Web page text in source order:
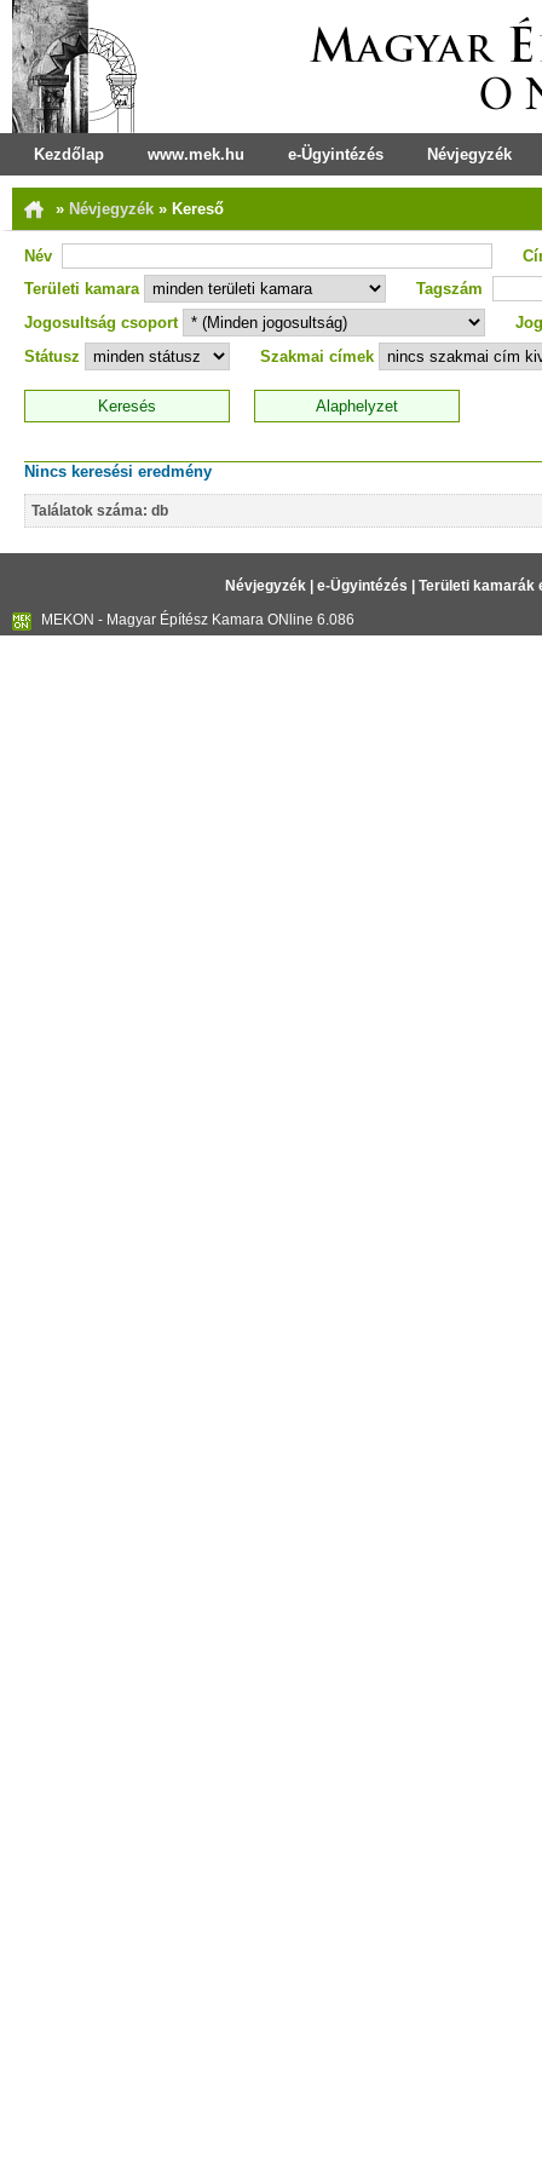
Kezdőlap www.mek.hu e-Ügyintézés Névjegyzék
» Névjegyzék » Kereső
Név
Területi kamara
Tagszám
Jogosultság csoport
Státusz
Szakmai címek
Nincs keresési eredmény
Találatok száma: db
Névjegyzék| e-Ügyintézés
Területi kamarák
MEKON - Magyar Építész Kamara ONline 6.086